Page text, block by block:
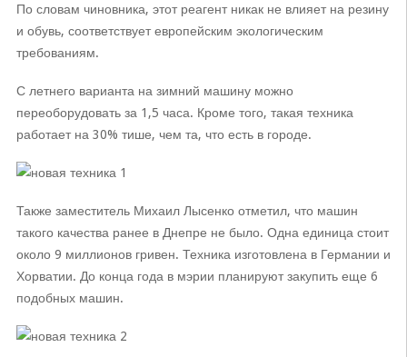
По словам чиновника, этот реагент никак не влияет на резину
и обувь, соответствует европейским экологическим
требованиям.
С летнего варианта на зимний машину можно
переоборудовать за 1,5 часа. Кроме того, такая техника
работает на 30% тише, чем та, что есть в городе.
Также заместитель Михаил Лысенко отметил, что машин
такого качества ранее в Днепре не было. Одна единица стоит
около 9 миллионов гривен. Техника изготовлена в Германии и
Хорватии. До конца года в мэрии планируют закупить еще 6
подобных машин.